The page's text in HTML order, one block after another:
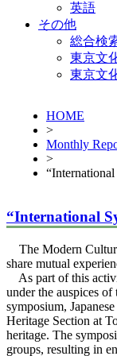
英語
その他
総合検
東京文
東京文
HOME
>
Monthly
>
“International
The Modern
share mutual
As part of this
under the auspices
symposium,
Heritage Section at
heritage. The
groups, resulting in